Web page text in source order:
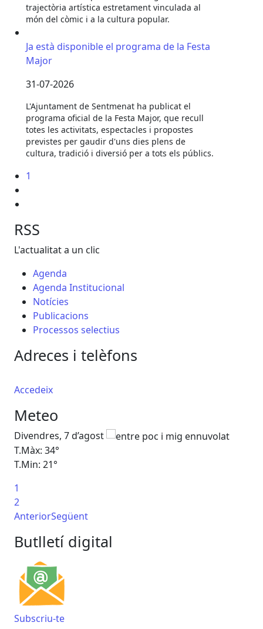
trajectòria artística estretament vinculada al
món del còmic i a la cultura popular.
Ja està disponible el programa de la Festa
Major
31-07-2026
L'Ajuntament de Sentmenat ha publicat el
programa oficial de la Festa Major, que recull
totes les activitats, espectacles i propostes
previstes per gaudir d'uns dies plens de
cultura, tradició i diversió per a tots els públics.
1
RSS
L'actualitat a un clic
Agenda
Agenda Institucional
Notícies
Publicacions
Processos selectius
Adreces i telèfons
Accedeix
Meteo
Divendres, 7 d’agost
T.Màx: 34°
T.Min: 21°
1
2
AnteriorSegüent
Butlletí digital
Subscriu-te